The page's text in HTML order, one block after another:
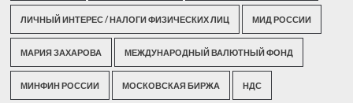
ЛИЧНЫЙ ИНТЕРЕС / НАЛОГИ ФИЗИЧЕСКИХ ЛИЦ МИД РОССИИ
МАРИЯ ЗАХАРОВА МЕЖДУНАРОДНЫЙ ВАЛЮТНЫЙ ФОНД
МИНФИН РОССИИ МОСКОВСКАЯ БИРЖА НДС